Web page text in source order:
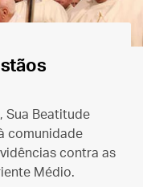
Sua Beatitude
comunidade
contra as
Médio.